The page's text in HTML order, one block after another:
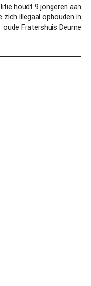
houdt 9 jongeren aan
zich illegaal ophouden in
oude Fratershuis Deurne